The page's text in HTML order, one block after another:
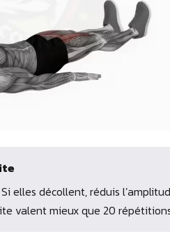
elles décollent, réduis
valent mieux que 20